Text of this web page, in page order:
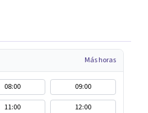
Más horas
08:00
09:00
11:00 12:00